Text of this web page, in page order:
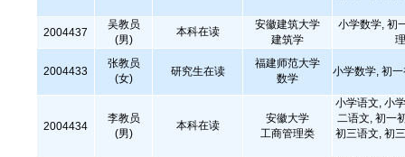
2004437
吴教员
(男)
本科在读
安徽建筑大学
建筑学
小学数学, 初
2004433
张教员
(女)
研究生在读
福建师范大学
数学
小学数学, 初
2004434
李教员
(男)
本科在读
安徽大学
工商管理类
小学语文, 小
二语文, 初一
初三语文, 初